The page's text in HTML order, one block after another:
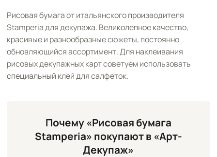
Рисовая бумага от итальянского производителя
Stamperia для декупажа. Великолепное качество,
красивые и разнообразные сюжеты, постоянно
обновляющийся ассортимент. Для наклеивания
рисовых декупажных карт советуем использовать
специальный клей для салфеток.
Почему «Рисовая бумага
Stamperia» покупают в «Арт-
Декупаж»